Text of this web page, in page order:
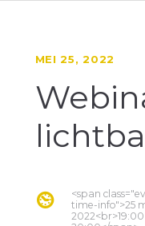
MEI 25, 2022
<span
time-info">25